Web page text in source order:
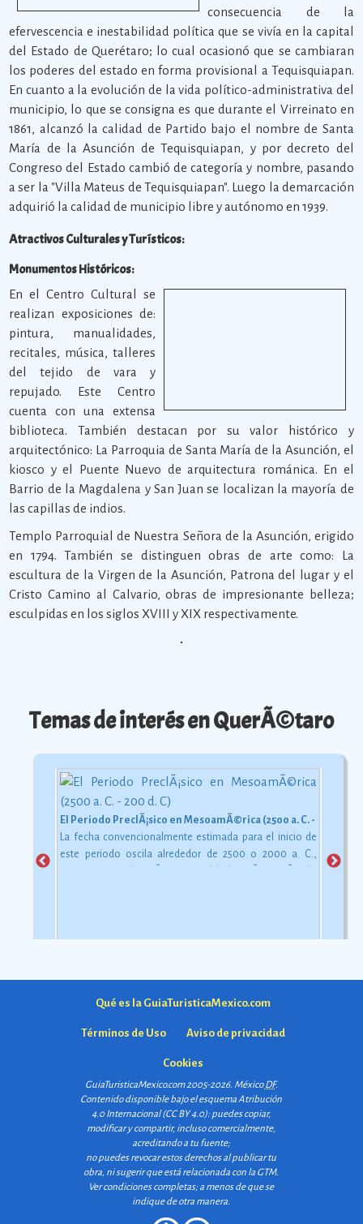
consecuencia de la
efervescencia e inestabilidad política que se vivía en la capital
del Estado de Querétaro; lo cual ocasionó que se cambiaran
los poderes del estado en forma provisional a Tequisquiapan.
En cuanto a la evolución de la vida político-administrativa del
municipio, lo que se consigna es que durante el Virreinato en
1861, alcanzó la calidad de Partido bajo el nombre de Santa
María de la Asunción de Tequisquiapan, y por decreto del
Congreso del Estado cambió de categoría y nombre, pasando
a ser la "Villa Mateus de Tequisquiapan". Luego la demarcación
adquirió la calidad de municipio libre y autónomo en 1939.
Atractivos Culturales y Turísticos:
Monumentos Históricos:
En el Centro Cultural se
realizan exposiciones de:
pintura, manualidades,
recitales, música, talleres
del tejido de vara y
repujado. Este Centro
cuenta con una extensa
biblioteca. También destacan por su valor histórico y
arquitectónico: La Parroquia de Santa María de la Asunción, el
kiosco y el Puente Nuevo de arquitectura románica. En el
Barrio de la Magdalena y San Juan se localizan la mayoría de
las capillas de indios.
Templo Parroquial de Nuestra Señora de la Asunción, erigido
en 1794. También se distinguen obras de arte como: La
escultura de la Virgen de la Asunción, Patrona del lugar y el
Cristo Camino al Calvario, obras de impresionante belleza;
esculpidas en los siglos XVIII y XIX respectivamente.
Temas de interés en QuerÃ©taro
El Periodo PreclÃ¡sico en MesoamÃ©rica (2500 a. C. - 200 d. C)
La fecha convencionalmente estimada para el inicio de
este periodo oscila alrededor de 2500 o 2000 a. C.,
Qué es la GuiaTuristicaMexico.com
Términos de Uso Aviso de privacidad
Cookies
GuiaTuristicaMexico.com 2005-2026. MéxicoDF.
Contenido disponible bajo el esquemaAtribución
4.0 Internacional (CC BY 4.0): puedes copiar,
modificar y compartir, incluso comercialmente,
acreditando a tu fuente;
no puedes revocar estos derechos al publicar tu
obra, ni sugerir que está relacionada con la GTM.
Ver condiciones completas; a menos de que se
indique de otra manera.